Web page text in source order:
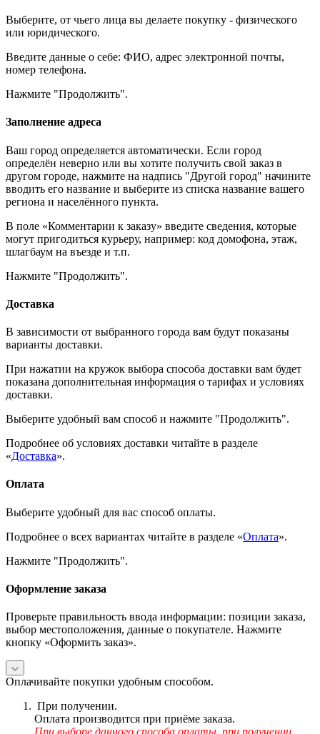
Выберите, от чьего лица вы делаете покупку - физического
или юридического.
Введите данные о себе: ФИО, адрес электронной почты,
номер телефона.
Нажмите "Продолжить".
Заполнение адреса
Ваш город определяется автоматически. Если город
определён неверно или вы хотите получить свой заказ в
другом городе, нажмите на надпись "Другой город" начините
вводить его название и выберите из списка название вашего
региона и населённого пункта.
В поле «Комментарии к заказу» введите сведения, которые
могут пригодиться курьеру, например: код домофона, этаж,
шлагбаум на въезде и т.п.
Нажмите "Продолжить".
Доставка
В зависимости от выбранного города вам будут показаны
варианты доставки.
При нажатии на кружок выбора способа доставки вам будет
показана дополнительная информация о тарифах и условиях
доставки.
Выберите удобный вам способ и нажмите "Продолжить".
Подробнее об условиях доставки читайте в разделе
«Доставка».
Оплата
Выберите удобный для вас способ оплаты.
Подробнее о всех вариантах читайте в разделе «Оплата».
Нажмите "Продолжить".
Оформление заказа
Проверьте правильность ввода информации: позиции заказа,
выбор местоположения, данные о покупателе. Нажмите
кнопку «Оформить заказ».
Оплачивайте покупки удобным способом.
При получении.
Оплата производится при приёме заказа.